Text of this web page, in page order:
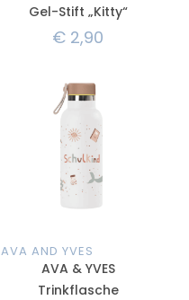
Gel-Stift „Kitty“
€ 2,90
AVA AND YVES
AVA & YVES
Trinkflasche